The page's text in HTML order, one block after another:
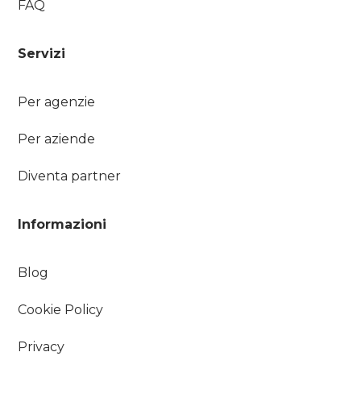
FAQ
Servizi
Per agenzie
Per aziende
Diventa partner
Informazioni
Blog
Cookie Policy
Privacy